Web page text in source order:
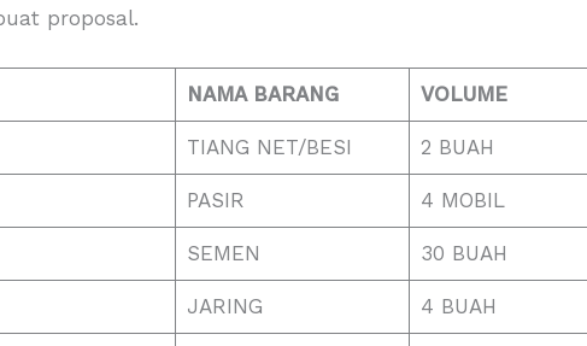
proposal.
NAMA BARANG VOLUME
TIANG NET/BESI 2 BUAH
PASIR 4 MOBIL
SEMEN 30 BUAH
JARING 4 BUAH